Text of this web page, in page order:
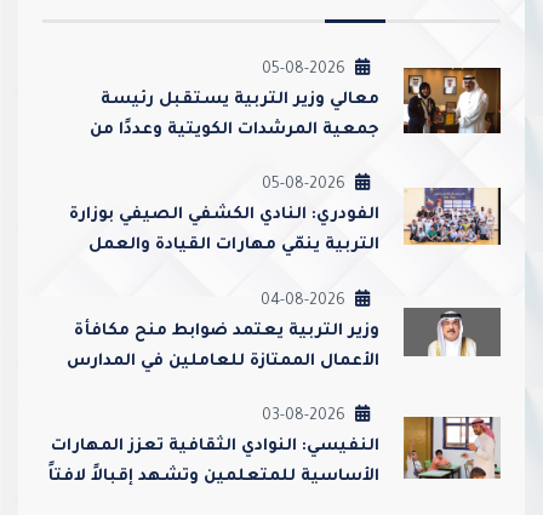
05-08-2026
معالي وزير التربية يستقبل رئيسة
جمعية المرشدات الكويتية وعددًا من
05-08-2026
الفودري: النادي الكشفي الصيفي بوزارة
التربية ينمّي مهارات القيادة والعمل
04-08-2026
وزير التربية يعتمد ضوابط منح مكافأة
الأعمال الممتازة للعاملين في المدارس
03-08-2026
النفيسي: النوادي الثقافية تعزز المهارات
الأساسية للمتعلمين وتشهد إقبالاً لافتاً